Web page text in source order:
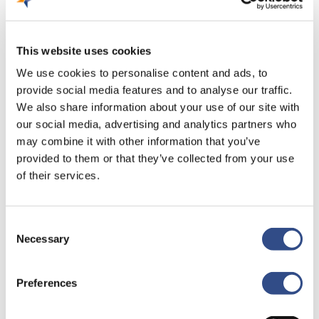
This website uses cookies
We use cookies to personalise content and ads, to
provide social media features and to analyse our traffic.
We also share information about your use of our site with
our social media, advertising and analytics partners who
may combine it with other information that you’ve
provided to them or that they’ve collected from your use
of their services.
Selection
Necessary
Preferences